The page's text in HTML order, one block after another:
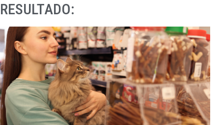
RESULTADO: